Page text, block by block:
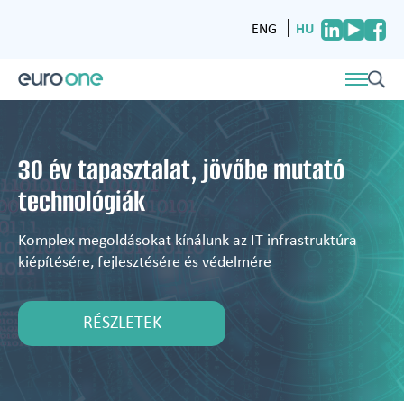
ENG HU
30 év tapasztalat, jövőbe mutató
technológiák
Komplex megoldásokat kínálunk az IT infrastruktúra
kiépítésére, fejlesztésére és védelmére
RÉSZLETEK